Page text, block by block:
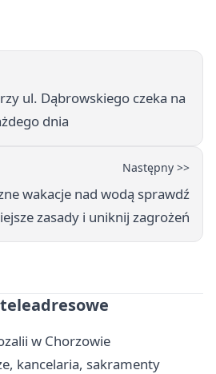
ul. Dąbrowskiego czeka na
dnia
Następny >>
wakacje nad wodą sprawdź
zasady i uniknij zagrożeń
w Chorzowie
kancelaria, sakramenty